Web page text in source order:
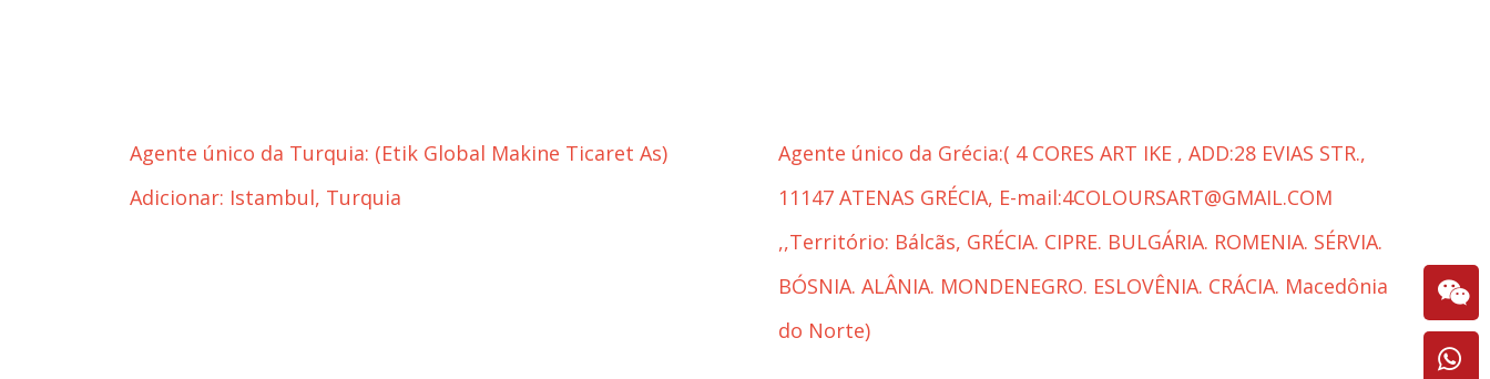
Agente único da Turquia: (Etik Global Makine Ticaret As)
Adicionar: Istambul, Turquia
Agente único da Grécia:( 4 CORES ART IKE , ADD:28 EVIAS STR.,
11147 ATENAS GRÉCIA, E-mail:4COLOURSART@GMAIL.COM
,,Território: Bálcãs, GRÉCIA. CIPRE. BULGÁRIA. ROMENIA. SÉRVIA.
BÓSNIA. ALÂNIA. MONDENEGRO. ESLOVÊNIA. CRÁCIA. Macedônia
do Norte)